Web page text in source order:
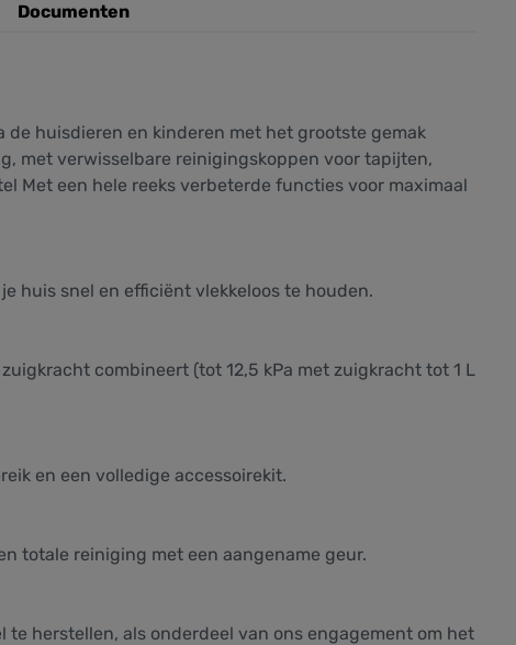
Documenten
de huisdieren en kinderen met het grootste gemak
met verwisselbare reinigingskoppen voor tapijten,
Met een hele reeks verbeterde functies voor maximaal
huis snel en efficiënt vlekkeloos te houden.
combineert (tot 12,5 kPa met zuigkracht tot 1 L
en een volledige accessoirekit.
totale reiniging met een aangename geur.
herstellen, als onderdeel van ons engagement om het